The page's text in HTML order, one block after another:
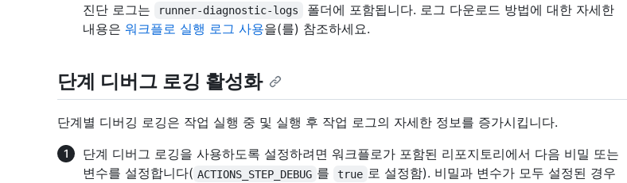
진단 로그는
runner-diagnostic-logs
폴더에 포함됩니다. 로그 다운로드 방법에 대한 자세한
내용은 워크플로 실행 로그 사용을(를) 참조하세요.
단계 디버그 로깅 활성화
단계별 디버깅 로깅은 작업 실행 중 및 실행 후 작업 로그의 자세한 정보를 증가시킵니다.
단계 디버그 로깅을 사용하도록 설정하려면 워크플로가 포함된 리포지토리에서 다음 비밀 또는
변수를 설정합니다( ACTIONS_STEP_DEBUG 를 true 로 설정함). 비밀과 변수가 모두 설정된 경우